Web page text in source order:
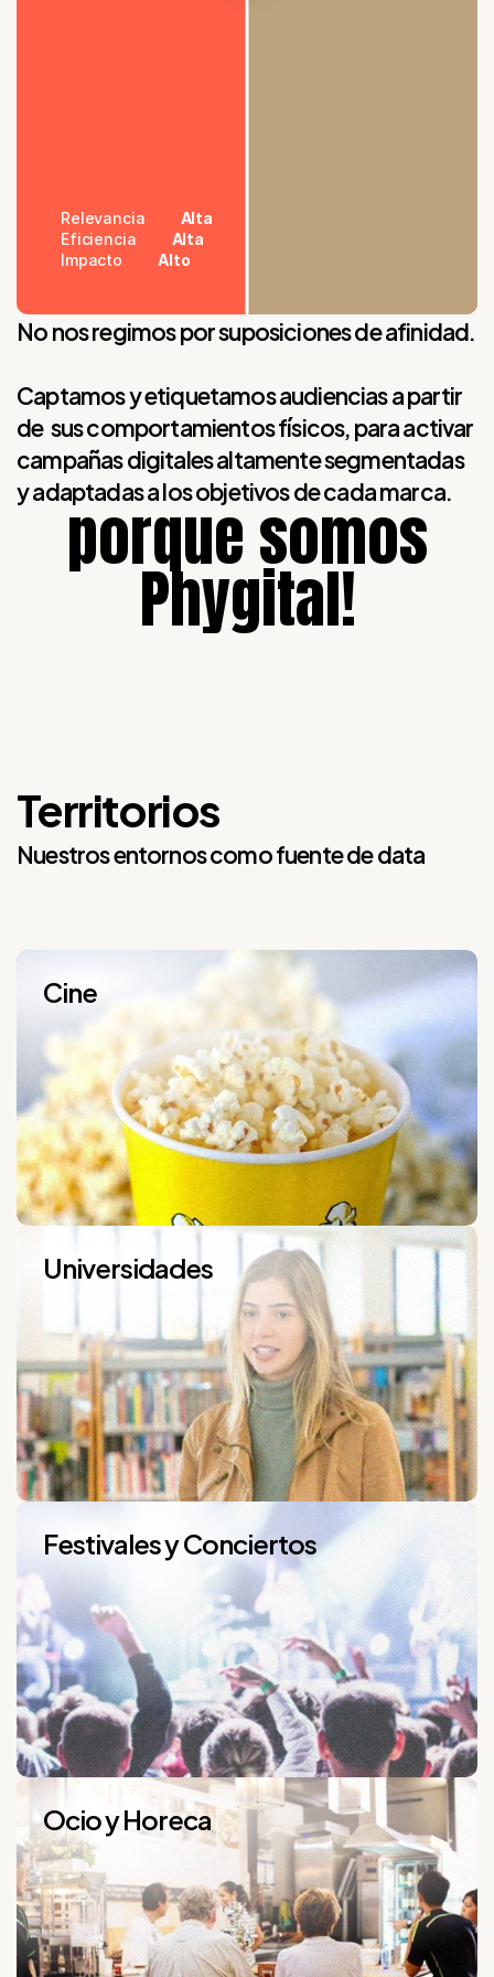
Relevancia
Alta
Eficiencia
Alta
Impacto
Alto
Relevancia
Baja
Eficiencia
Media
Impacto
Medio
No nos regimos por suposiciones de afinidad.
Captamos y etiquetamos audiencias a partir
de sus comportamientos físicos, para activar
campañas digitales altamente segmentadas
y adaptadas a los objetivos de cada marca.
porque somos
Phygital!
Territorios
Nuestros entornos como fuente de data
Cine
Universidades
Festivales y Conciertos
Ocio y Horeca